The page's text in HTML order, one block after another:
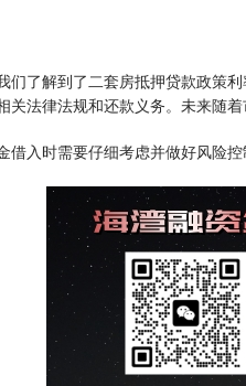
们了解到了二套房抵押贷款政策
关法律法规和还款义务。未来随
借入时需要仔细考虑并做好风险控